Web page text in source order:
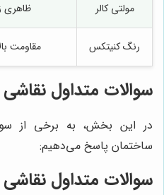
مولتی کالر ظاهری
رنگ کنیتکس مقاومت
سوالات متداول
در این بخش، به برخی از
ساختمان پاسخ می‌دهیم:
سوالات متداول